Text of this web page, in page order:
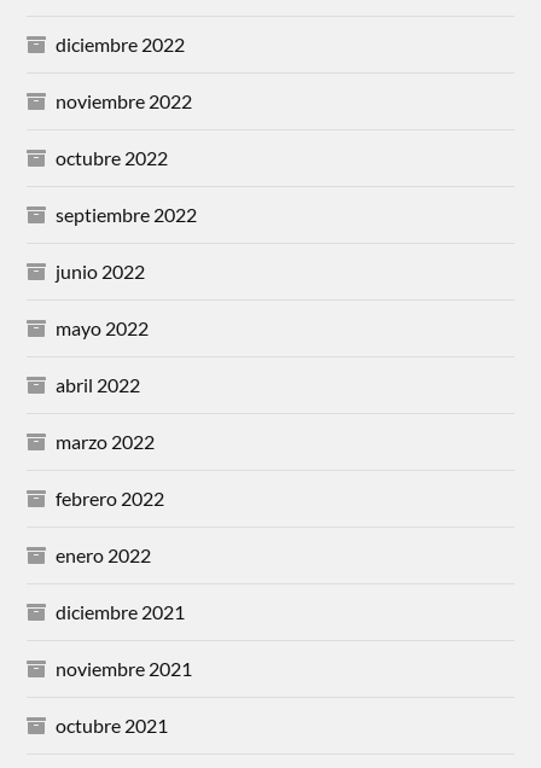
diciembre 2022
noviembre 2022
octubre 2022
septiembre 2022
junio 2022
mayo 2022
abril 2022
marzo 2022
febrero 2022
enero 2022
diciembre 2021
noviembre 2021
octubre 2021